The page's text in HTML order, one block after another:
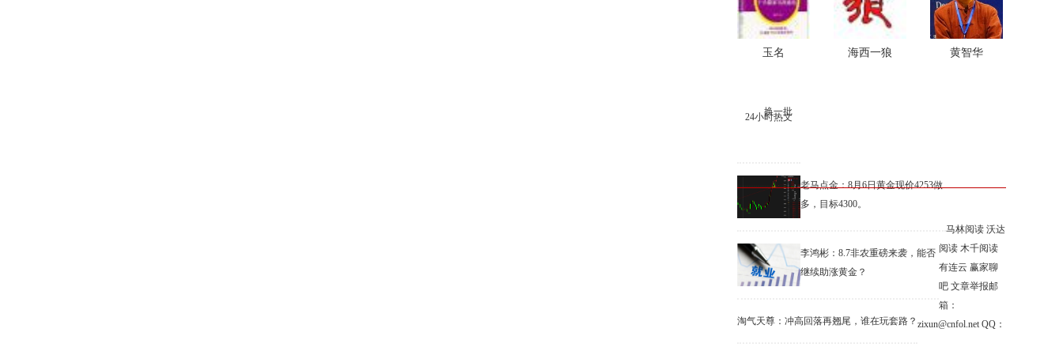
玉名 海西一狼 黄智华
24小时热文
换一批
老马点金：8月6日黄金现价4253做
多，目标4300。
李鸿彬：8.7非农重磅来袭，能否
继续助涨黄金？
淘气天尊：冲高回落再翘尾，谁在玩套路？
马林阅读 沃达
阅读 木千阅读
有连云 赢家聊
吧 文章举报邮
箱：
zixun@cnfol.net QQ：